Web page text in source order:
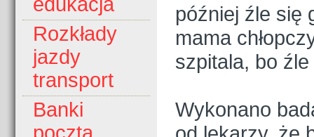
Rozkłady
jazdy
transport
Banki
później źle się
mama
szpitala, bo źle
Wykonano